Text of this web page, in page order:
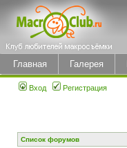
Главная Галерея
Вход Регистрация
Список форумов